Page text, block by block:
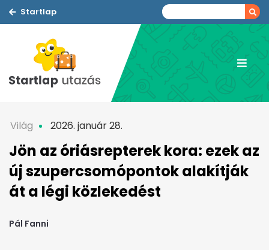
Startlap
Világ 2026. január 28.
Jön az óriásrepterek kora: ezek az
új szupercsomópontok alakítják
át a légi közlekedést
Pál Fanni